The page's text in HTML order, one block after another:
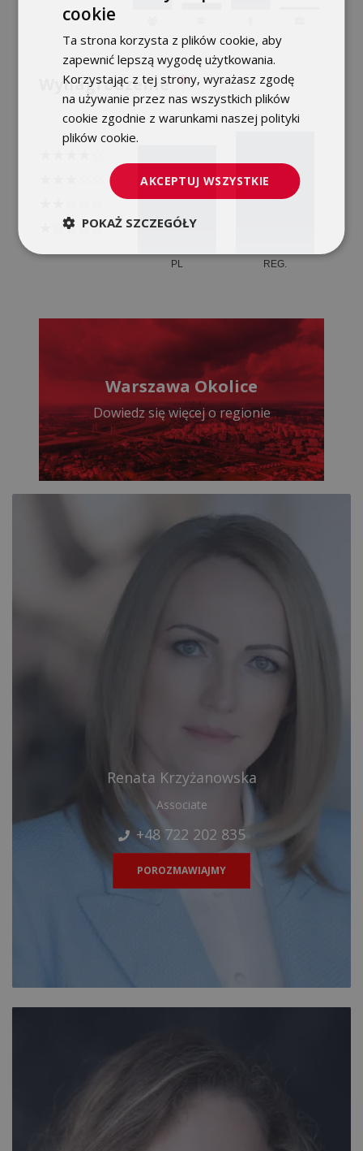
Wynagrodzenie
Warszawa Okolice
Dowiedz się więcej o regionie
Renata Krzyżanowska
Associate
+48 722 202 835
POROZMAWIAJMY
ENGLISH
cookie
Ta strona korzysta z plików cookie, aby
zapewnić lepszą wygodę użytkowania.
Korzystając z tej strony, wyrażasz zgodę
na używanie przez nas wszystkich plików
cookie zgodnie z warunkami naszej polityki
plików cookie.
AKCEPTUJ WSZYSTKIE
POKAŻ SZCZEGÓŁY